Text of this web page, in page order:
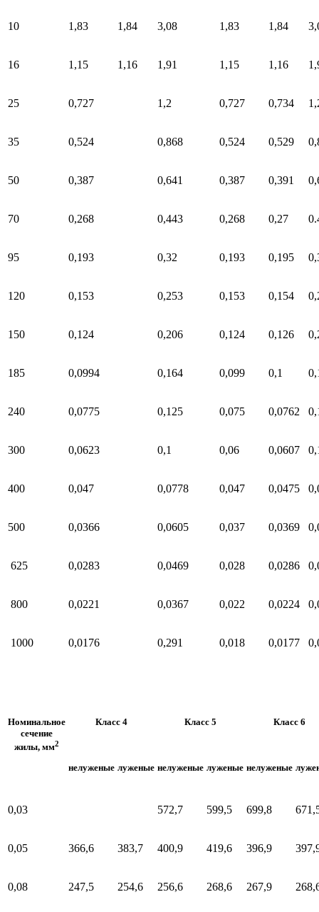
10 1,83 1,84 3,08 1,83 1,84
16 1,15 1,16 1,91 1,15 1,16
25 0,727 1,2 0,727 0,734
35 0,524 0,868 0,524 0,529
50 0,387 0,641 0,387 0,391
70 0,268 0,443 0,268 0,27
95 0,193 0,32 0,193 0,195
120 0,153 0,253 0,153 0,154
150 0,124 0,206 0,124 0,126
185 0,0994 0,164 0,099 0,1
240 0,0775 0,125 0,075 0,0762
300 0,0623 0,1 0,06 0,0607
400 0,047 0,0778 0,047 0,0475
500 0,0366 0,0605 0,037 0,0369
625 0,0283 0,0469 0,028 0,0286
800 0,0221 0,0367 0,022 0,0224
1000 0,0176 0,291 0,018 0,0177
Номинальное
сечение
жилы, мм2
Класс 4 Класс 5 Класс 6
нелуженые луженые нелуженые луженые нелуженые
0,03 572,7 599,5 699,8
0,05 366,6 383,7 400,9 419,6 396,9
0,08 247,5 254,6 256,6 268,6 267,9